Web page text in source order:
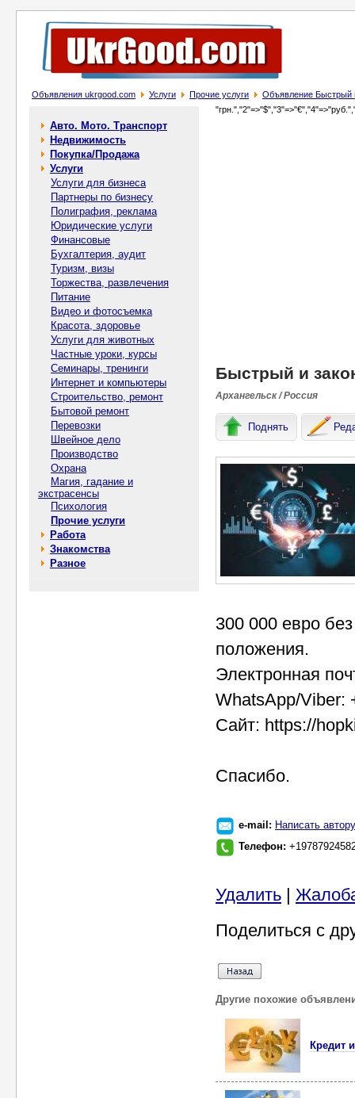
Объявления ukrgood.com Услуги Прочие услуги Объявление Быстрый
Авто. Мото. Транспорт
Недвижимость
Покупка/Продажа
Услуги
Услуги для бизнеса
Партнеры по бизнесу
Полиграфия, реклама
Юридические услуги
Финансовые
Бухгалтерия, аудит
Туризм, визы
Торжества, развлечения
Питание
Видео и фотосъемка
Красота, здоровье
Услуги для животных
Частные уроки, курсы
Семинары, тренинги
Интернет и компьютеры
Строительство, ремонт
Бытовой ремонт
Перевозки
Швейное дело
Производство
Охрана
Магия, гадание и
экстрасенсы
Психология
Прочие услуги
Работа
Знакомства
Разное
Быстрый и
Архангельск / Россия
Поднять
300 000 евро
положения.
Электронная
WhatsApp/Viber:
Сайт: https://
Спасибо.
e-mail: Написать автору
Телефон:
Удалить |
Поделиться с
Другие похожие
Кредит